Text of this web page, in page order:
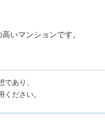
いマンションです。
あり、
ださい。